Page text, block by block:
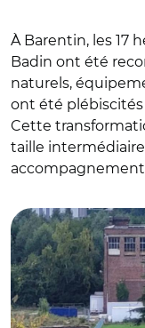
À Barentin, les 17
Badin ont été
naturels,
ont été plébiscités
Cette
taille